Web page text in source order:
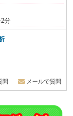
分
問 メールで質問